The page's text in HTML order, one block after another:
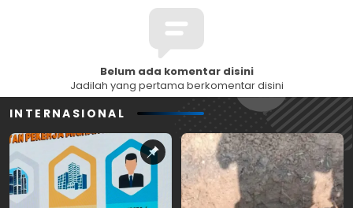
Belum ada komentar disini
Jadilah yang pertama berkomentar disini
INTERNASIONAL